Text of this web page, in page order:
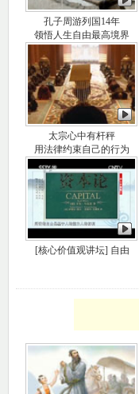
孔子周游列国14年
领悟人生自由最高境界
太宗心中有杆秤
用法律约束自己的行为
[核心价值观讲坛] 自由